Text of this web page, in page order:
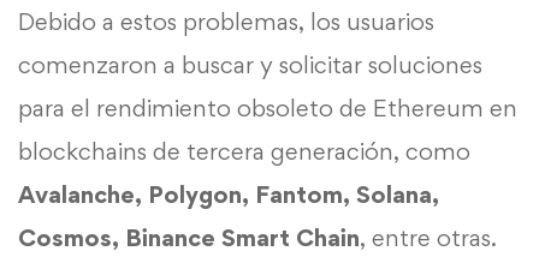
Debido a estos problemas, los usuarios
comenzaron a buscar y solicitar soluciones
para el rendimiento obsoleto de Ethereum en
blockchains de tercera generación, como
Avalanche, Polygon, Fantom, Solana,
Cosmos, Binance Smart Chain, entre otras.